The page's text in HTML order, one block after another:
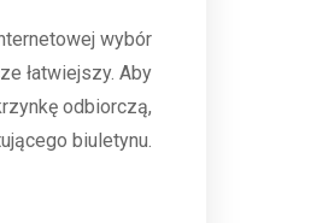
wybór
łatwiejszy. Aby
odbiorczą,
biuletynu.